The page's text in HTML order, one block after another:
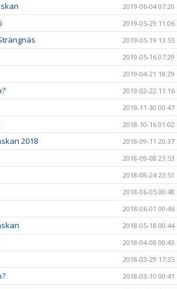
2019-06-04 07:20
2019-05-29 11:06
2019-05-19 13:55
2019-05-16 07:29
2019-04-21 18:29
2019-02-22 11:16
2018-11-30 00:47
2018-10-16 01:02
2018 2018-09-11 20:37
2018-09-08 23:53
2018-08-24 23:51
2018-06-05 00:48
2018-06-01 00:46
2018-05-18 00:44
2018-04-08 00:43
2018-03-29 17:35
2018-03-10 00:41